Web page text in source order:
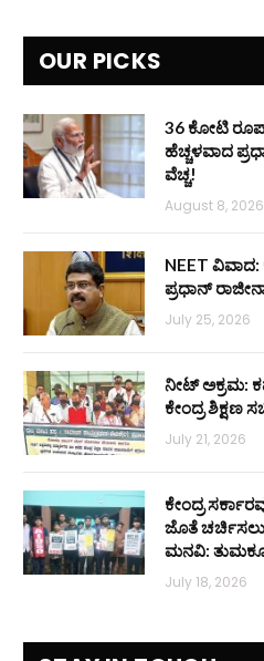
OUR PICKS
36 ಕೋಟಿ
ಹೆಚ್ಚಳವಾದ
ವೆಚ್ಚ!
August 8, 2026
NEET ವಿವಾದ:
ಪ್ರಧಾನ್
July 25, 2026
ನೀಟ್ ಅಕ್ರಮ:
ಕೇಂದ್ರ ಶಿಕ್ಷಣ
July 21, 2026
ಕೇಂದ್ರ
ಜೊತೆ
ಮನವಿ:
July 18, 2026